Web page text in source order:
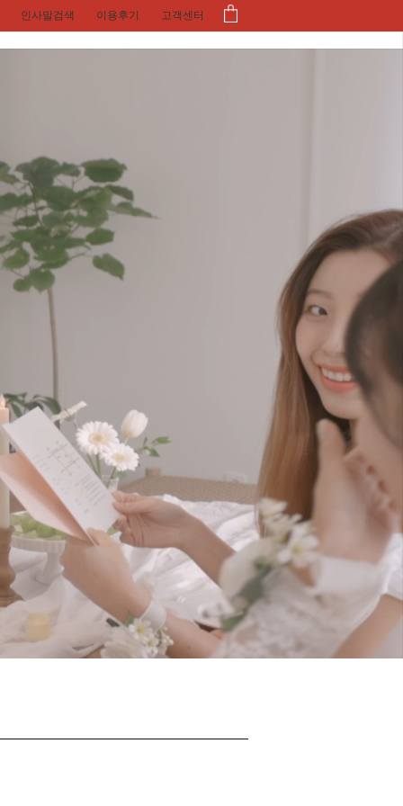
인사말검색 이용후기 고객센터